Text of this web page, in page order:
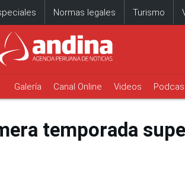
Normas legales Turismo
Galería Canal Online Videos
temporada